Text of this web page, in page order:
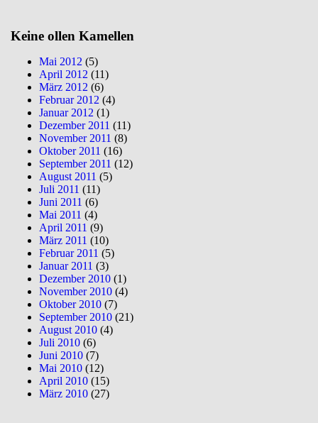
Keine ollen Kamellen
Mai 2012 (5)
April 2012 (11)
März 2012 (6)
Februar 2012 (4)
Januar 2012 (1)
Dezember 2011 (11)
November 2011 (8)
Oktober 2011 (16)
September 2011 (12)
August 2011 (5)
Juli 2011 (11)
Juni 2011 (6)
Mai 2011 (4)
April 2011 (9)
März 2011 (10)
Februar 2011 (5)
Januar 2011 (3)
Dezember 2010 (1)
November 2010 (4)
Oktober 2010 (7)
September 2010 (21)
August 2010 (4)
Juli 2010 (6)
Juni 2010 (7)
Mai 2010 (12)
April 2010 (15)
März 2010 (27)